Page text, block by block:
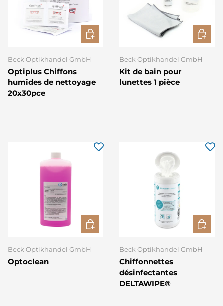
Beck Optikhandel GmbH
Optiplus Chiffons
humides de nettoyage
20x30pce
CHOISIR LES OPTIONS
Beck Optikhandel GmbH
Kit de bain pour
lunettes 1 pièce
Beck Optikhandel GmbH
Optoclean
AJOUTER AU PANIER
Beck Optikhandel GmbH
Chiffonnettes
désinfectantes
DELTAWIPE®